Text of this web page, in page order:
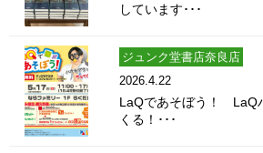
しています･･･
ジュンク堂書店奈良店
2026.4.22
LaQであそぼう！ LaQ
くる！･･･